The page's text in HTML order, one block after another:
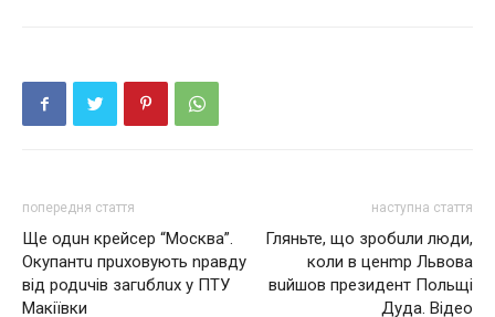
попередня стаття
Ще одuн крейсер “Москва”.
Окупантu прuховують nравду
від родuчів загuблuх у ПТУ
Макіївки
наступна стаття
Гляньте, що зробuли люди,
коли в ценmр Львова
вuйшов президент Польщі
Дуда. Відео